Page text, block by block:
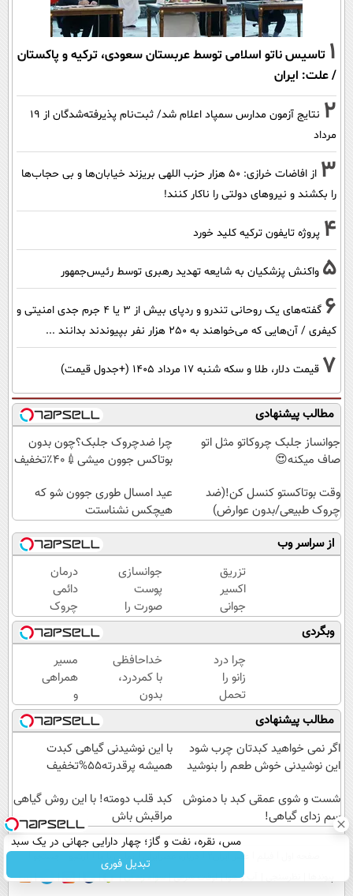
1 تاسیس ناتو اسلامی توسط عربستان سعودی، ترکیه و پاکستان
/ علت: ایران
2
نتایج آزمون مدارس سمپاد اعلام شد/ ثبت‌نام پذیرفته‌شدگان از ۱۹
مرداد
3
از افاضات خرازی: ۵۰ هزار حزب اللهی بریزند خیابان‌ها و بی حجاب‌ها
را بکشند و نیرو‌های دولتی را ناکار کنند!
4 پروژه تایفون ترکیه کلید خورد
5 واکنش پزشکیان به شایعه تهدید رهبری توسط رئیس‌جمهور
6
گفته‌های یک روحانی تندرو و ردپای بیش از ۳ یا ۴ جرم جدی امنیتی و
کیفری / آن‌هایی که می‌خواهند به ۲۵۰ هزار نفر بپیوندند بدانند ...
7 قیمت دلار، طلا و سکه شنبه ۱۷ مرداد ۱۴۰۵ (+جدول قیمت)
مطالب پیشنهادی
جوانساز جلبک چروکاتو مثل اتو
صاف میکنه😍
چرا ضدچروک جلبک؟چون بدون
بوتاکس جوون میشی💉۴۰٪تخفیف
وقت بوتاکستو کنسل کن!(ضد
چروک طبیعی/بدون عوارض)
عید امسال طوری جوون شو که
هیچکس نشناستت
از سراسر وب
تزریق
اکسیر
جوانی
به
پوست
بدون
سوزن40%تخفیف
جوانسازی
پوست
صورت را
با کرم
ضدچروک
آلمانی
تجربه
کنید!
درمان
دائمی
چروک
های
پوستی
در
منزل!
خرید
محصول
با
تخفیف
وبگردی
چرا درد
زانو را
تحمل
می‌کنی؟
خیلی
ساده
درمنزل
کن
خداحافظی
با کمردرد،
بدون
قرص و
آمپول
مسیر
همراهی
و
گزارش
عملکرد
گروه
اسنپ
۱۴۰۴
مطالب پیشنهادی
اگر نمی خواهید کبدتان چرب شود
این نوشیدنی خوش طعم را بنوشید
با این نوشیدنی گیاهی کبدت
همیشه پرقدرته55%تخفیف
شست و شوی عمقی کبد با دمنوش
سم زدای گیاهی!
کبد قلب دومته! با این روش گیاهی
مراقبش باش
مس، نقره، نفت و گاز؛ چهار دارایی جهانی در یک سبد
تبدیل فوری
عصر ایران۲ تماس با ما
آب و هوا اوقات شرعی سواد زندگی